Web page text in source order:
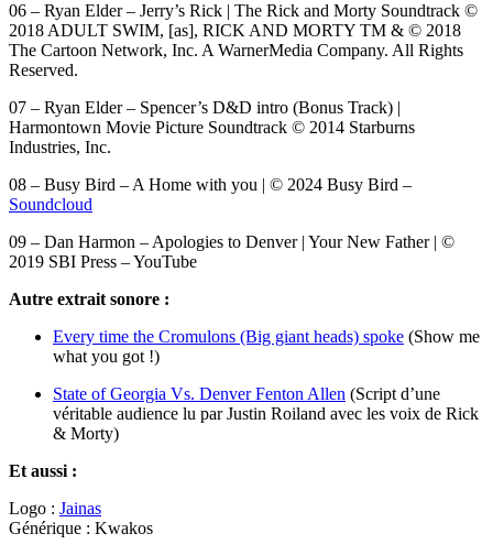
06 – Ryan Elder – Jerry’s Rick | The Rick and Morty Soundtrack ©
2018 ADULT SWIM, [as], RICK AND MORTY TM & © 2018
The Cartoon Network, Inc. A WarnerMedia Company. All Rights
Reserved.
07 – Ryan Elder – Spencer’s D&D intro (Bonus Track) |
Harmontown Movie Picture Soundtrack © 2014 Starburns
Industries, Inc.
08 – Busy Bird – A Home with you | © 2024 Busy Bird –
Soundcloud
09 – Dan Harmon – Apologies to Denver | Your New Father | ©
2019 SBI Press – YouTube
Autre extrait sonore :
Every time the Cromulons (Big giant heads) spoke (Show me
what you got !)
State of Georgia Vs. Denver Fenton Allen (Script d’une
véritable audience lu par Justin Roiland avec les voix de Rick
& Morty)
Et aussi :
Logo : Jainas
Générique : Kwakos